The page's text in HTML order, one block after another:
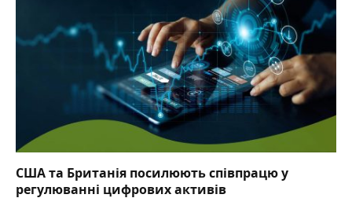
США та Британія посилюють співпрацю у
регулюванні цифрових активів